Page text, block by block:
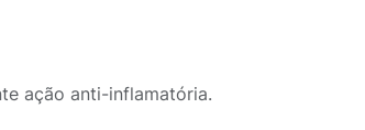
ação anti-inflamatória.